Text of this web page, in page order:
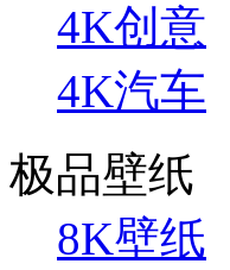
4K创意
4K汽车
极品壁纸
8K壁纸